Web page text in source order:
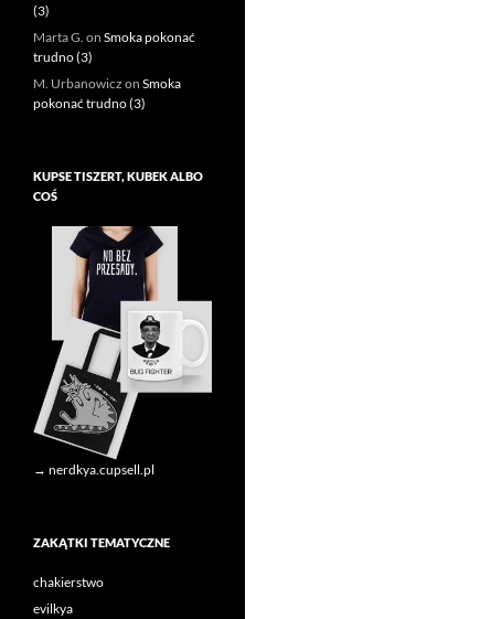
(3)
Marta G. on Smoka pokonać
trudno (3)
M. Urbanowicz on Smoka
pokonać trudno (3)
KUPSE TISZERT, KUBEK ALBO
COŚ
→ nerdkya.cupsell.pl
ZAKĄTKI TEMATYCZNE
chakierstwo
evilkya